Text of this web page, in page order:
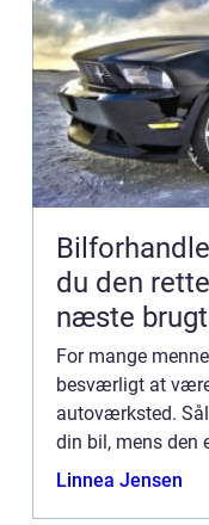
Bilforhandler
du den
næste
For mange
besværligt at
autoværksted.
din bil, mens den
hvis det er b...
Linnea Jensen